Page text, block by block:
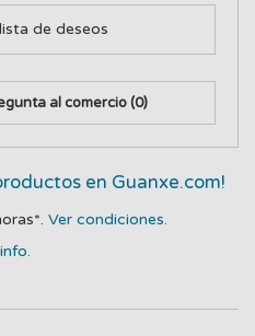
de deseos
al comercio(0)
en Guanxe.com!
Ver condiciones.